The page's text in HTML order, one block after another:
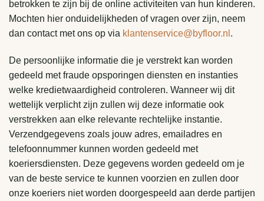
betrokken te zijn bij de online activiteiten van hun kinderen.
Mochten hier onduidelijkheden of vragen over zijn, neem
dan contact met ons op via klantenservice@byfloor.nl .
De persoonlijke informatie die je verstrekt kan worden
gedeeld met fraude opsporingen diensten en instanties
welke kredietwaardigheid controleren. Wanneer wij dit
wettelijk verplicht zijn zullen wij deze informatie ook
verstrekken aan elke relevante rechtelijke instantie.
Verzendgegevens zoals jouw adres, emailadres en
telefoonnummer kunnen worden gedeeld met
koeriersdiensten. Deze gegevens worden gedeeld om je
van de beste service te kunnen voorzien en zullen door
onze koeriers niet worden doorgespeeld aan derde partijen